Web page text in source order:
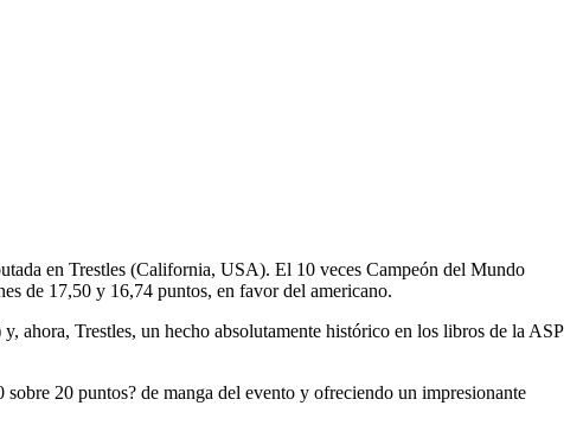
en Trestles (California, USA). El 10 veces Campeón del Mundo
de 17,50 y 16,74 puntos, en favor del americano.
ahora, Trestles, un hecho absolutamente histórico en los libros de la ASP
20 puntos? de manga del evento y ofreciendo un impresionante